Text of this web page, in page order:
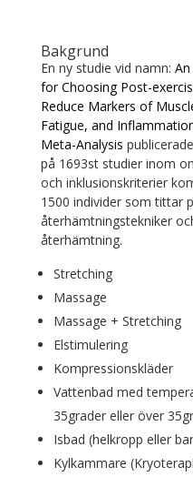
Bakgrund
En ny studie vid namn:
for Choosing Post-
Reduce Markers of
Fatigue, and
Meta-Analysis
på 1693st studier inom
och inklusionskriterier
1500 individer som tittar
återhämtningstekniker
återhämtning.
Stretching
Massage
Massage + Stretching
Elstimulering
Kompressionskläder
Vattenbad med
35grader eller över
Isbad (helkropp eller
Kylkammare